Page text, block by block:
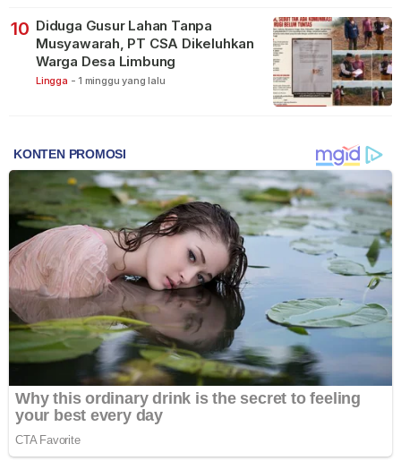
10 Diduga Gusur Lahan Tanpa
Musyawarah, PT CSA Dikeluhkan
Warga Desa Limbung
Lingga - 1 minggu yang lalu